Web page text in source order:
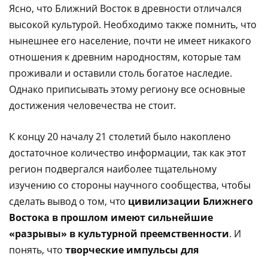
Ясно, что Ближний Восток в древности отличался
высокой культурой. Необходимо также помнить, что
нынешнее его население, почти не имеет никакого
отношения к древним народностям, которые там
проживали и оставили столь богатое наследие.
Однако приписывать этому региону все основные
достижения человечества не стоит.
К концу 20 началу 21 столетий было накоплено
достаточное количество информации, так как этот
регион подвергался наиболее тщательному
изучению со стороны научного сообщества, чтобы
сделать вывод о том, что цивилизации Ближнего
Востока в прошлом имеют сильнейшие
«разрывы» в культурной преемственности. И
понять, что творческие импульсы для